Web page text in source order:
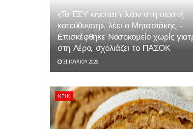
«Το ΕΣΥ κινείται πλέον στη σωστή
κατεύθυνση», λέει ο Μητσοτάκης –
Επισκέφθηκε Νοσοκομείο χωρίς
στη Λέρο, σχολιάζει το ΠΑΣΟΚ
31 ΙΟΥΛΊΟΥ 2026
ΚΈΙΚ